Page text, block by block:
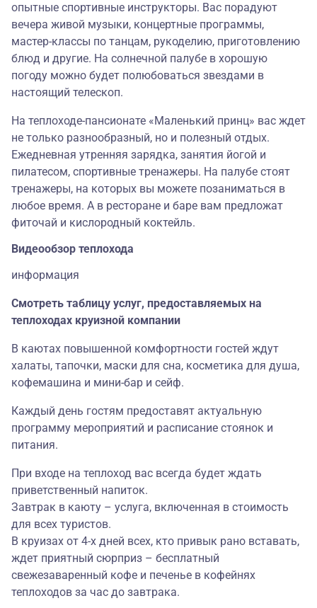
опытные спортивные инструкторы. Вас порадуют
вечера живой музыки, концертные программы,
мастер-классы по танцам, рукоделию, приготовлению
блюд и другие. На солнечной палубе в хорошую
погоду можно будет полюбоваться звездами в
настоящий телескоп.
На теплоходе-пансионате «Маленький принц» вас ждет
не только разнообразный, но и полезный отдых.
Ежедневная утренняя зарядка, занятия йогой и
пилатесом, спортивные тренажеры. На палубе стоят
тренажеры, на которых вы можете позаниматься в
любое время. А в ресторане и баре вам предложат
фиточай и кислородный коктейль.
Видеообзор теплохода
информация
Смотреть таблицу услуг, предоставляемых на
теплоходах круизной компании
В каютах повышенной комфортности гостей ждут
халаты, тапочки, маски для сна, косметика для душа,
кофемашина и мини-бар и сейф.
Каждый день гостям предоставят актуальную
программу мероприятий и расписание стоянок и
питания.
При входе на теплоход вас всегда будет ждать
приветственный напиток.
Завтрак в каюту – услуга, включенная в стоимость
для всех туристов.
В круизах от 4-х дней всех, кто привык рано вставать,
ждет приятный сюрприз – бесплатный
свежезаваренный кофе и печенье в кофейнях
теплоходов за час до завтрака.